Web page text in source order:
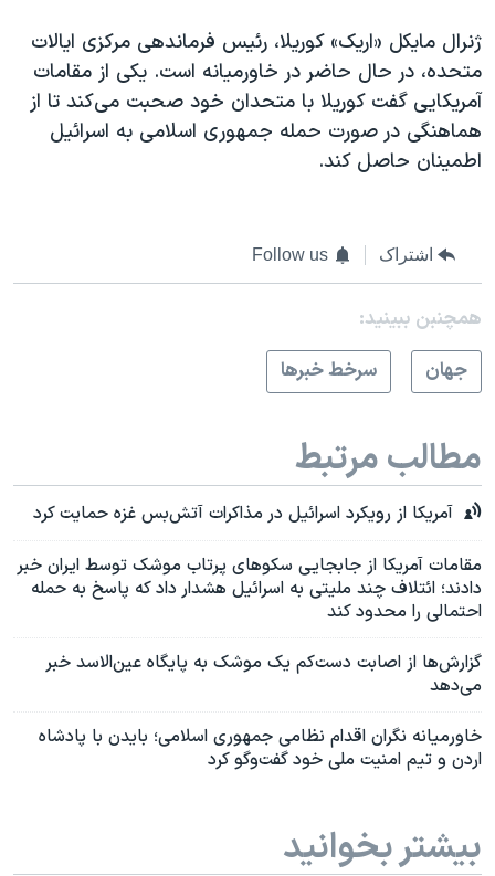
ژنرال مایکل «اریک» کوریلا، رئیس فرماندهی مرکزی ایالات
متحده، در حال حاضر در خاورمیانه است. یکی از مقامات
آمریکایی گفت کوریلا با متحدان خود صحبت می‌کند تا از
هماهنگی در صورت حمله جمهوری اسلامی به اسرائیل
اطمینان حاصل کند.
اشتراک Follow us
همچنبن ببینید:
جهان
سرخط خبرها
مطالب مرتبط
آمریکا از رویکرد اسرائیل در مذاکرات آتش‌بس غزه حمایت کرد
مقامات آمریکا از جابجایی سکوهای پرتاب موشک توسط ایران خبر
دادند؛ ائتلاف چند ملیتی به اسرائیل هشدار داد که پاسخ به حمله
احتمالی را محدود کند
گزارش‌ها از اصابت دست‌کم یک موشک به پایگاه عین‌الاسد خبر
می‌دهد
خاورمیانه نگران اقدام نظامی جمهوری اسلامی؛ بایدن با پادشاه
اردن و تیم امنیت ملی خود گفت‌وگو کرد
بیشتر بخوانید